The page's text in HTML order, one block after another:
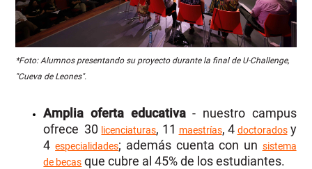
*Foto: Alumnos presentando su proyecto durante la final de U-Challenge,
"Cueva de Leones".
Amplia oferta educativa- nuestro campus
ofrece 30 licenciaturas, 11 maestrías, 4 doctoradosy
4especialidades; además cuenta con un sistema
de becas que cubre al 45% de los estudiantes.